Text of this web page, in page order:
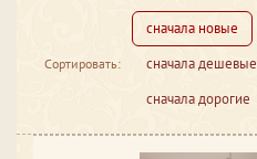
Сортировать:
сначала новые
сначала дешевые
сначала дорогие